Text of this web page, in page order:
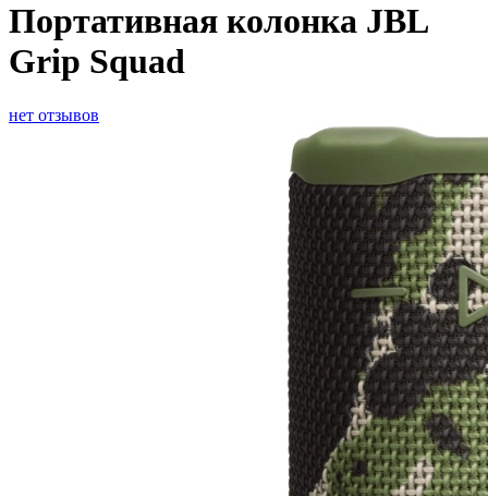
Портативная колонка JBL
Grip Squad
нет отзывов